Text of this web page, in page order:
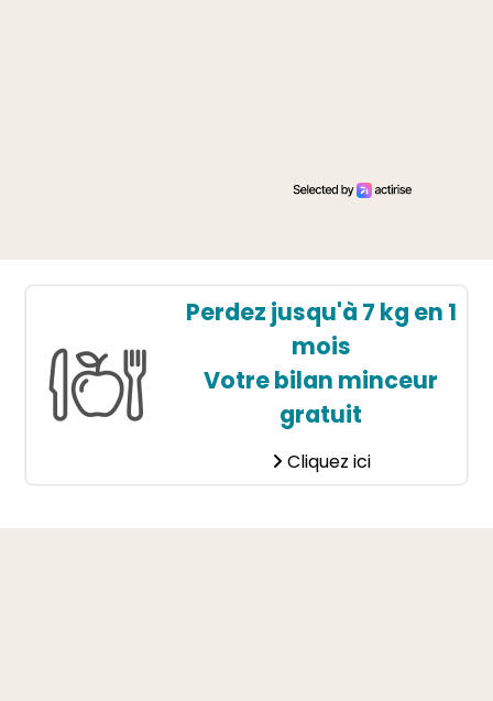
Perdez jusqu'à 7 kg en 1
mois
Votre bilan minceur
gratuit
Cliquez ici